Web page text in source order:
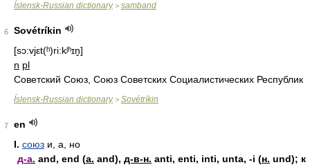
Íslensk-Russian dictionary> samband
6
Sovétríkin
[sɔ:vjεt(ʰ)ri:kʲʰɪn̬]
n pl
Советский Союз, Союз Советских Социалистических Республик
Íslensk-Russian dictionary> Sovétríkin
7
en
I. союз и, а, но
д-а. and, end (а. and), д-в-н. anti, enti, inti, unta, -i (н. und); к